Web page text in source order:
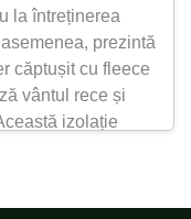
la întreținerea
prezintă
căptușit cu fleece
vântul rece și
izolație